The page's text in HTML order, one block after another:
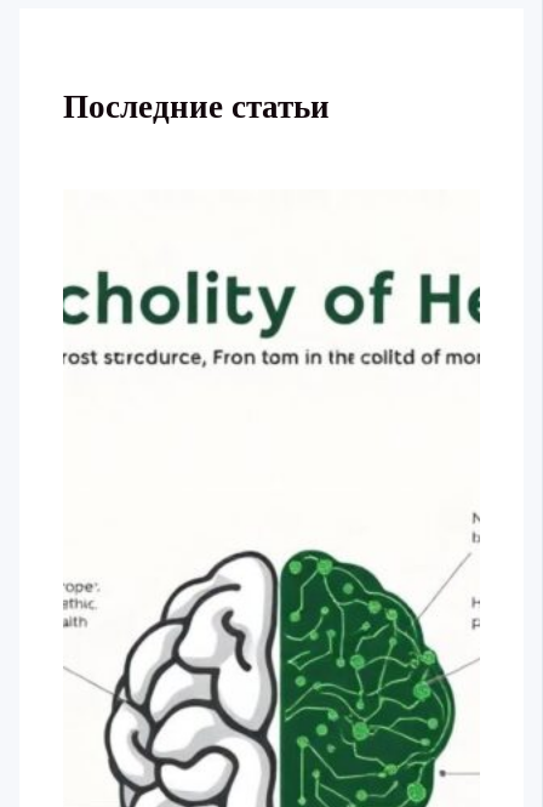
Последние статьи